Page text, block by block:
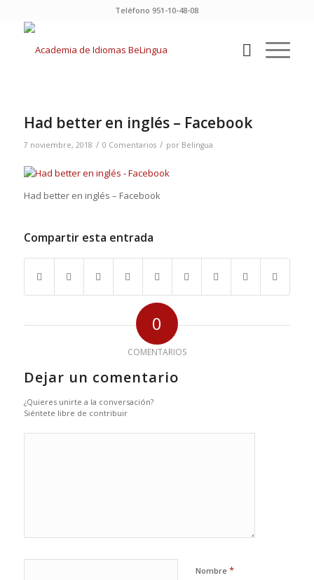
Teléfono 951-10-48-08
Had better en inglés – Facebook
7 noviembre, 2018 / 0 Comentarios / por Belingua
Had better en inglés – Facebook
Compartir esta entrada
0
COMENTARIOS
Dejar un comentario
¿Quieres unirte a la conversación?
Siéntete libre de contribuir
Nombre *